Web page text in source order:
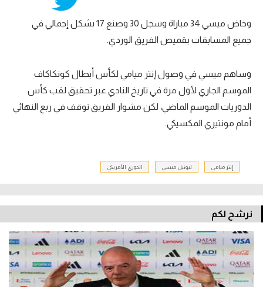
وخاض ميسي 34 مباراة وسجل 30 وصنع 17 بشكل إجمالي في
جميع المسابقات بقميص الفريق الوردي.
وساهم ميسي في وصول إنتر ميامي لكأس أبطال كونكاكاف
الموسم الجاري لأول مرة في تاريخ النادي عبر تحقيق لقب كأس
الدوريات الموسم الماضي، لكن مشوار الفريق توقف في ربع النهائي
أمام مونتيري المكسيكي.
إنتر ميامي ليونيل ميسي الدوري الأمريكي
نرشح لكم